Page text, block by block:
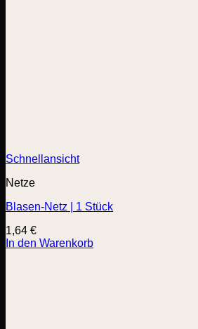
Schnellansicht
Netze
Blasen-Netz | 1 Stück
1,64 €
In den Warenkorb